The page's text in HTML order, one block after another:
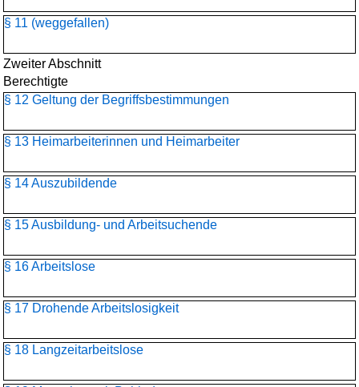
§ 11 (weggefallen)
Zweiter Abschnitt
Berechtigte
§ 12 Geltung der Begriffsbestimmungen
§ 13 Heimarbeiterinnen und Heimarbeiter
§ 14 Auszubildende
§ 15 Ausbildung- und Arbeitsuchende
§ 16 Arbeitslose
§ 17 Drohende Arbeitslosigkeit
§ 18 Langzeitarbeitslose